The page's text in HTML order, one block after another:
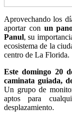
Aprovechando los
aportar con un
Panul, su
ecosistema de la
centro de La Florida.
Este domingo 20
caminata guiada,
Un grupo de
aptos para
desplazamiento.